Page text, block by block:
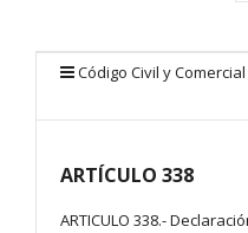
Código Civil y
ARTÍCULO 338
ARTICULO 338.-